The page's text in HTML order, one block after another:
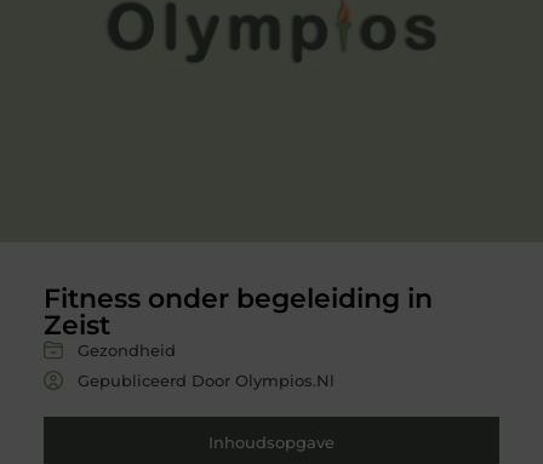
Fitness onder begeleiding in
Zeist
Gezondheid
Gepubliceerd Door Olympios.nl
Inhoudsopgave